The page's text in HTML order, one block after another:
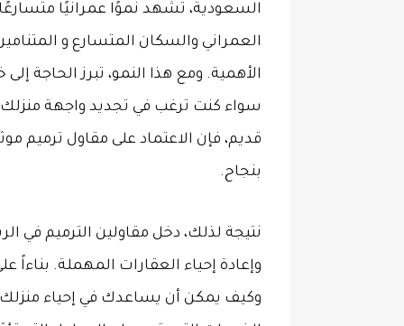
السعودية، تشهد نموًا عمرانيًا
العمراني والسكان المتسارع و
الأهمية. ومع هذا النمو، تبرز الحاجة
سواء كنت ترغب في تجديد واجهة منزلك
قديم، فإن الاعتماد على مقاول ترميم
بنجاح.
نتيجة لذلك، دخل مقاولين الترميم في
وإعادة إحياء العقارات المهملة.
وكيف يمكن أن يساعدك في إحياء منزلك